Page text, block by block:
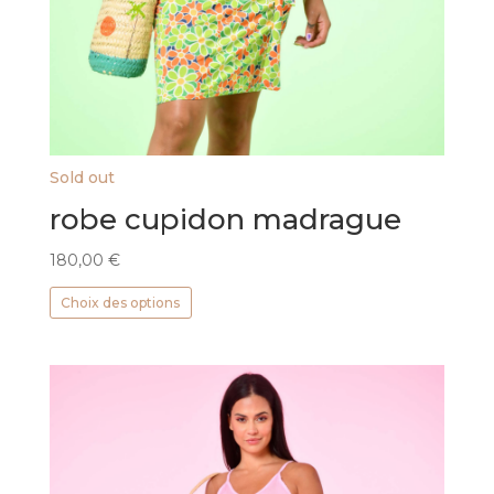
Sold out
robe cupidon madrague
180,00 €
Choix des options
Ce
plusieurs
variations.
options
peuvent
être